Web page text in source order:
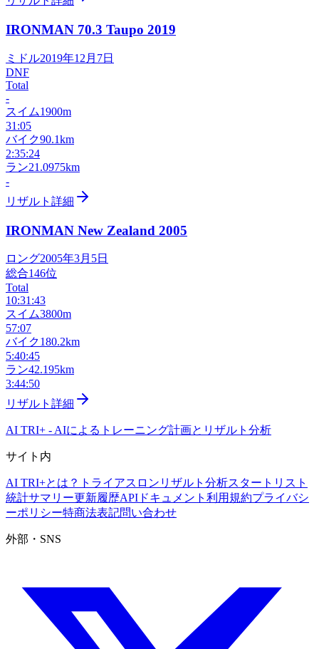
IRONMAN 70.3 Taupo 2019
ミドル2019年12月7日
DNF
Total
-
スイム1900m
31:05
バイク90.1km
2:35:24
ラン21.0975km
-
リザルト詳細
IRONMAN New Zealand 2005
ロング2005年3月5日
総合146位
Total
10:31:43
スイム3800m
57:07
バイク180.2km
5:40:45
ラン42.195km
3:44:50
リザルト詳細
AI TRI+ - AIによるトレーニング計画とリザルト分析
サイト内
AI TRI+とは？ トライアスロンリザルト分析スタートリスト
統計サマリー更新履歴APIドキュメント 利用規約プライバシ
ーポリシー特商法表記問い合わせ
外部・SNS